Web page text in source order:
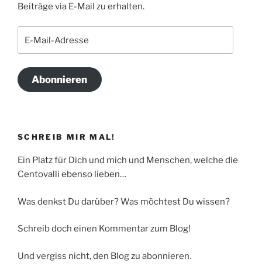
Beiträge via E-Mail zu erhalten.
Abonnieren
SCHREIB MIR MAL!
Ein Platz für Dich und mich und Menschen, welche die
Centovalli ebenso lieben…
Was denkst Du darüber? Was möchtest Du wissen?
Schreib doch einen Kommentar zum Blog!
Und vergiss nicht, den Blog zu abonnieren.